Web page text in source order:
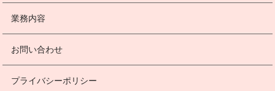
業務内容
お問い合わせ
プライバシーポリシー